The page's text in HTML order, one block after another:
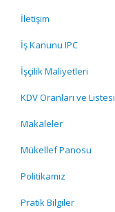
İletişim
İş Kanunu IPC
İşçilik Maliyetleri
KDV Oranları ve Listesi
Makaleler
Mükellef Panosu
Politikamız
Pratik Bilgiler